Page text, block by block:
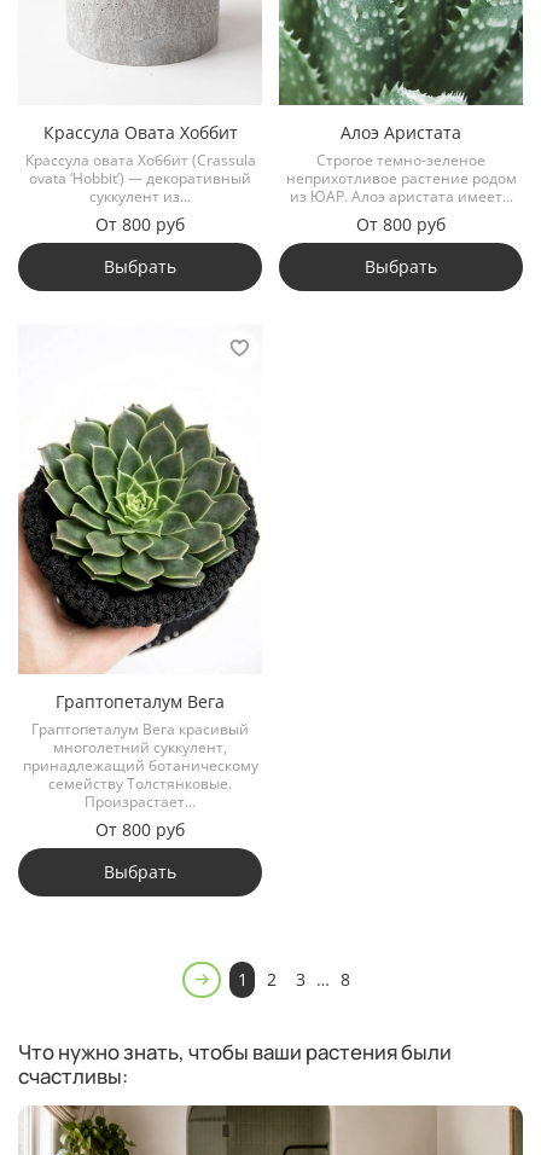
Крассула Овата Хоббит
Крассула овата Хоббит (Crassula
ovata ‘Hobbit’) — декоративный
суккулент из...
От 800 руб
Выбрать
Алоэ Аристата
Строгое темно-зеленое
неприхотливое растение родом
из ЮАР. Алоэ аристата имеет...
От 800 руб
Выбрать
Граптопеталум Вега
Граптопеталум Вега красивый
многолетний суккулент,
принадлежащий ботаническому
семейству Толстянковые.
Произрастает...
От 800 руб
Выбрать
1 2 3 … 8
Что нужно знать, чтобы ваши растения были
счастливы: